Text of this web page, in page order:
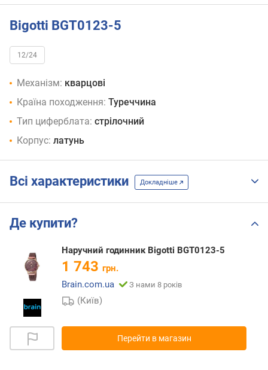
Bigotti BGT0123-5
12/24
Механізм: кварцові
Країна походження: Туреччина
Тип циферблата: стрілочний
Корпус: латунь
Всі характеристики Докладніше
Де купити?
Наручний годинник Bigotti BGT0123-5
1 743 грн.
Brain.com.ua
З нами 8 років
(Київ)
Перейти в магазин